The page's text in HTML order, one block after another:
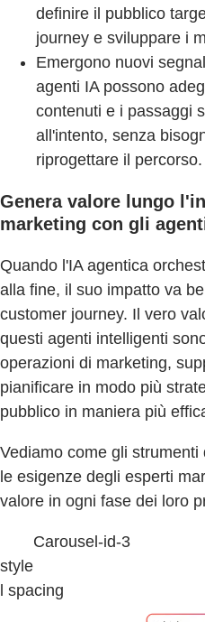
definire il pubblico
journey e sviluppare i
Emergono nuovi
agenti IA possono
contenuti e i passaggi
all'intento, senza
riprogettare il percorso.
Genera valore lungo
marketing con gli
Quando l'IA agentica
alla fine, il suo impatto va
customer journey. Il vero
questi agenti intelligenti
operazioni di marketing,
pianificare in modo più
pubblico in maniera più
Vediamo come gli
le esigenze degli esperti
valore in ogni fase dei loro
Carousel-id-3
style
l spacing